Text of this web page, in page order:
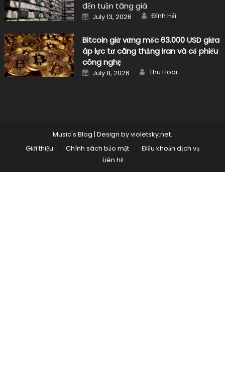
đến tuần tăng giá
Posted
on
July 13, 2026 Author
Đình Hải
Bitcoin giữ vững mốc 63.000 USD giữa
áp lực từ căng thẳng Iran và cổ phiếu
công nghệ
Posted
on
July 8, 2026 Author
Thu Hoai
Music's Blog | Design byvioletsky.net.
Giới thiệu
Chính sách bảo mật
Điều khoản dịch vụ
Liên hệ